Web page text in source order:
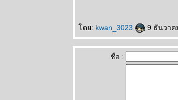
ดย: kwan_3023 9 ธันวาค
ชื่อ :